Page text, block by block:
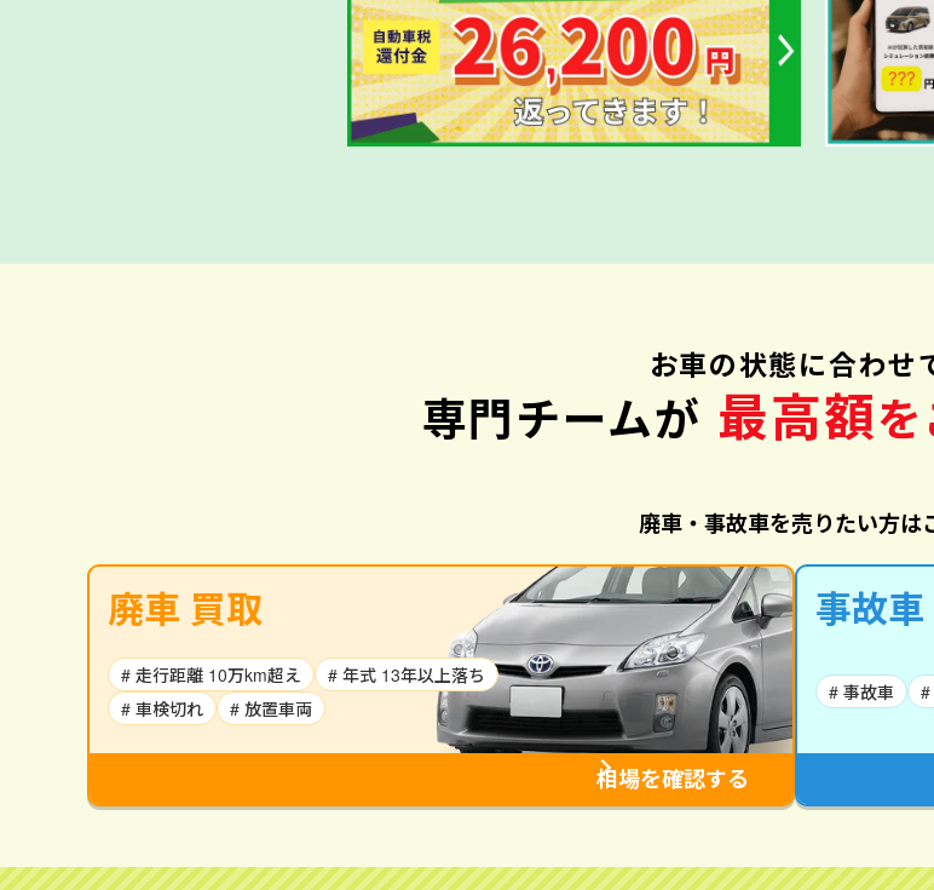
お車の状態に合わせ
専門チームが 最高額
廃車・事故車を売りたい方は
廃車 買取
# 走行距離 10万km超え
# 年式 13年以上落ち
# 車検切れ
# 放置車両
相場を確認する
事故
# 事故車 #